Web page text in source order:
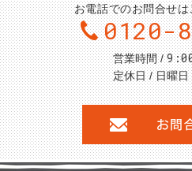
お電話でのお問合せ
0120-
営業時間
定休日 日曜日